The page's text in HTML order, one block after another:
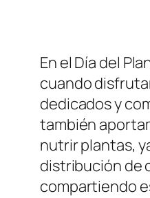
En el Día del
cuando
dedicados y
también
nutrir plantas,
distribución de
compartiendo